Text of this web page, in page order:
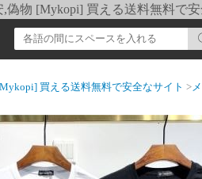
偽物 [Mykopi] 買える送料無料で安
買える送料無料で安全なサイト >